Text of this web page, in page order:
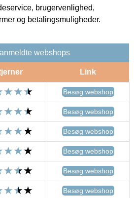
brugervenlighed,
og betalingsmuligheder.
webshops
Link
Besøg webshop
Besøg webshop
Besøg webshop
Besøg webshop
Besøg webshop
Besøg webshop